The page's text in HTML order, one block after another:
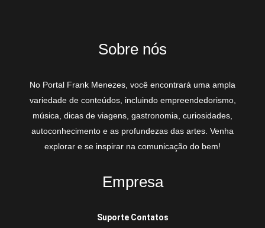
Sobre nós
No Portal Frank Menezes, você encontrará uma ampla
variedade de conteúdos, incluindo empreendedorismo,
música, dicas de viagens, gastronomia, curiosidades,
autoconhecimento e as profundezas das artes. Venha
explorar e se inspirar na comunicação do bem!
Empresa
Suporte Contatos